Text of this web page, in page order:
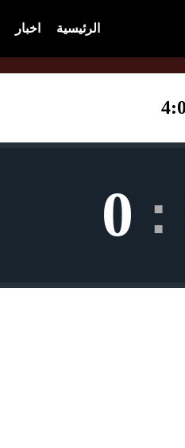
الرئيسية اخبار
:
0